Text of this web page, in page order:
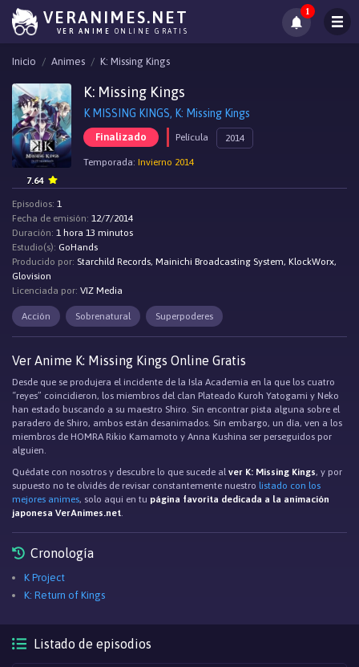
VERANIMES.NET
VER ANIME ONLINE GRATIS
1
Inicio Animes K: Missing Kings
K: Missing Kings
K MISSING KINGS, K: Missing Kings
Finalizado Película 2014
Temporada: Invierno 2014
7.64
Episodios: 1
Fecha de emisión: 12/7/2014
Duración: 1 hora 13 minutos
Estudio(s): GoHands
Producido por: Starchild Records, Mainichi Broadcasting System, KlockWorx,
Glovision
Licenciada por: VIZ Media
Acción Sobrenatural Superpoderes
Ver Anime K: Missing Kings Online Gratis
Desde que se produjera el incidente de la Isla Academia en la que los cuatro
“reyes” coincidieron, los miembros del clan Plateado Kuroh Yatogami y Neko
han estado buscando a su maestro Shiro. Sin encontrar pista alguna sobre el
paradero de Shiro, ambos están desanimados. Sin embargo, un día, ven a los
miembros de HOMRA Rikio Kamamoto y Anna Kushina ser perseguidos por
alguien.
Quédate con nosotros y descubre lo que sucede alver K: Missing Kings, y por
supuesto no te olvidés de revisar constantemente nuestro listado con los
mejores animes, solo aqui en tu página favorita dedicada a la animación
japonesa VerAnimes.net.
Cronología
K Project
K: Return of Kings
Listado de episodios